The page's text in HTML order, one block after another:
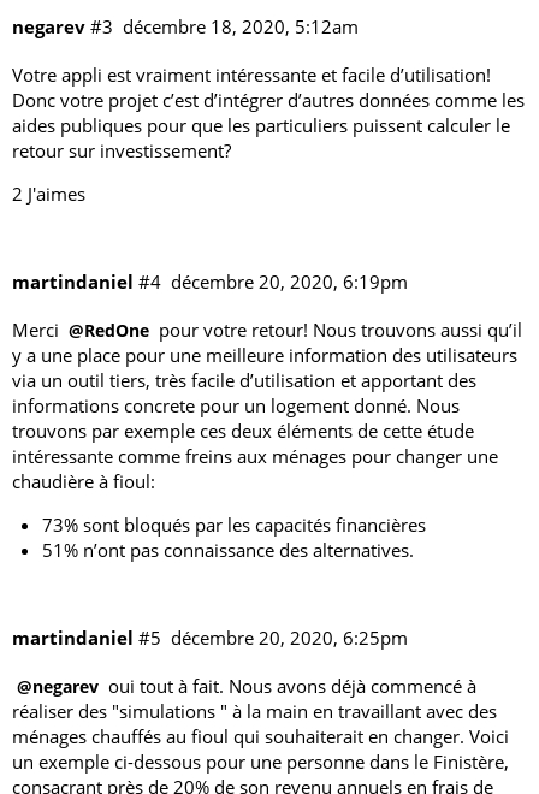
negarev décembre 18, 2020, 5:12am
#3
Votre appli est vraiment intéressante et facile d’utilisation!
Donc votre projet c’est d’intégrer d’autres données comme les
aides publiques pour que les particuliers puissent calculer le
retour sur investissement?
2 J'aimes
martindaniel décembre 20, 2020, 6:19pm
#4
Merci @RedOne pour votre retour! Nous trouvons aussi qu’il
y a une place pour une meilleure information des utilisateurs
via un outil tiers, très facile d’utilisation et apportant des
informations concrete pour un logement donné. Nous
trouvons par exemple ces deux éléments de cette étude
intéressante comme freins aux ménages pour changer une
chaudière à fioul:
73% sont bloqués par les capacités financières
51% n’ont pas connaissance des alternatives.
martindaniel décembre 20, 2020, 6:25pm
#5
@negarev oui tout à fait. Nous avons déjà commencé à
réaliser des "simulations " à la main en travaillant avec des
ménages chauffés au fioul qui souhaiterait en changer. Voici
un exemple ci-dessous pour une personne dans le Finistère,
consacrant près de 20% de son revenu annuels en frais de